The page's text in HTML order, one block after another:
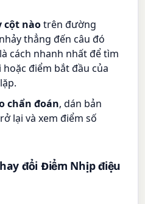
cột nàotrên đường
thẳng đến câu đó
cách nhanh nhất để tìm
điểm bắt đầu của
chẩn đoán, dán bản
lại và xem điểm số
đổi Điểm Nhịp điệu